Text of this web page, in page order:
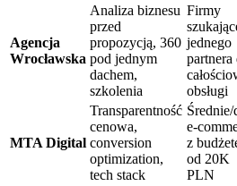
Agencja
Wrocławska
Analiza biznesu
przed
propozycją, 360
pod jednym
dachem,
szkolenia
Firmy
jednego
partnera
obsługi
MTA Digital
Transparentność
cenowa,
conversion
optimization,
tech stack
Średnie/
e-
z
od 20K
PLN